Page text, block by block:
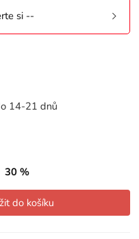
si --
14-21 dnů
30 %